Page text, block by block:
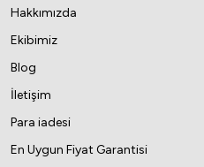
Hakkımızda
Ekibimiz
Blog
İletişim
Para iadesi
En Uygun Fiyat Garantisi